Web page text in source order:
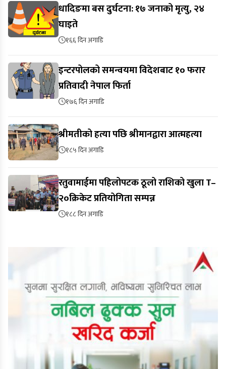
धादिङमा बस दुर्घटना: १७ जनाको मृत्यु, २४
घाइते
१६६ दिन अगाडि
इन्टरपोलको समन्वयमा विदेशबाट १० फरार
प्रतिवादी नेपाल फिर्ता
१७६ दिन अगाडि
श्रीमतीको हत्या पछि श्रीमानद्वारा आत्महत्या
१८५ दिन अगाडि
रतुवामाईमा पहिलोपटक ठूलो राशिको खुला T–
२०क्रिकेट प्रतियोगिता सम्पन्न
१८८ दिन अगाडि